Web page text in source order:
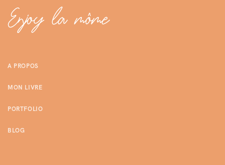
A PROPOS
MON LIVRE
PORTFOLIO
BLOG